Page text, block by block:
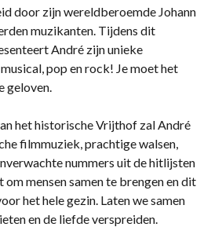
door zijn wereldberoemde Johann
muzikanten. Tijdens dit
André zijn unieke
pop en rock! Je moet het
geloven.
het historische Vrijthof zal André
filmmuziek, prachtige walsen,
nummers uit de hitlijsten
mensen samen te brengen en dit
het hele gezin. Laten we samen
en de liefde verspreiden.